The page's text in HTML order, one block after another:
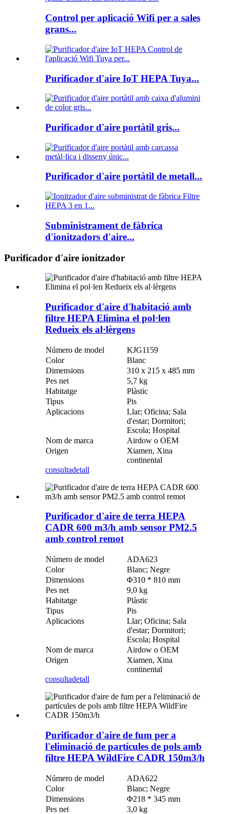
Control per aplicació Wifi per a sales
grans...
Purificador d'aire IoT HEPA Tuya...
Purificador d'aire portàtil gris...
Purificador d'aire portàtil de metall...
Subministrament de fàbrica
d'ionitzadors d'aire...
Purificador d'aire ionitzador
Purificador d'aire d'habitació amb
filtre HEPA Elimina el pol·len
Redueix els al·lèrgens
Número de model
KJG1159
Color
Blanc
Dimensions
310 x 215 x 485 mm
Pes net
5,7 kg
Habitatge
Plàstic
Tipus
Pis
Aplicacions
Llar; Oficina; Sala
d'estar; Dormitori;
Escola; Hospital
Nom de marca
Airdow o OEM
Origen
Xiamen, Xina
continental
consultadetall
Purificador d'aire de terra HEPA
CADR 600 m3/h amb sensor PM2.5
amb control remot
Número de model
ADA623
Color
Blanc; Negre
Dimensions
Φ310 * 810 mm
Pes net
9,0 kg
Habitatge
Plàstic
Tipus
Pis
Aplicacions
Llar; Oficina; Sala
d'estar; Dormitori;
Escola; Hospital
Nom de marca
Airdow o OEM
Origen
Xiamen, Xina
continental
consultadetall
Purificador d'aire de fum per a
l'eliminació de partícules de pols amb
filtre HEPA WildFire CADR 150m3/h
Número de model
ADA622
Color
Blanc; Negre
Dimensions
Φ218 * 345 mm
Pes net
3,0 kg